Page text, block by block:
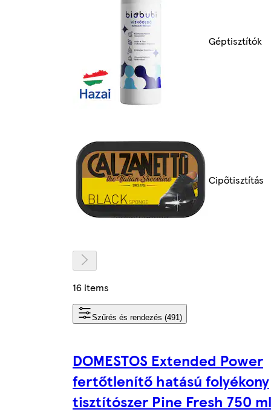
Géptisztítók
Cipőtisztítás
16 items
Szűrés és rendezés (491)
DOMESTOS Extended Power
fertőtlenítő hatású folyékony
tisztítószer Pine Fresh 750 ml